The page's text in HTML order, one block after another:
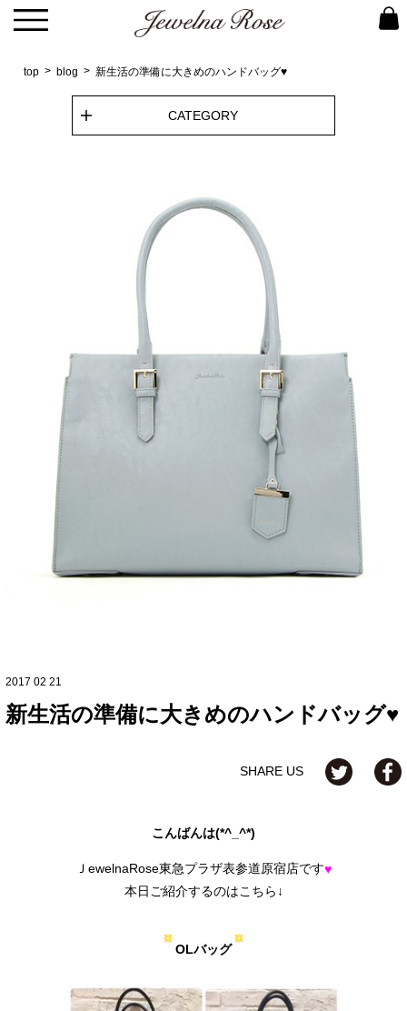
top blog 新生活の準備に大きめのハンドバッグ♥
CATEGORY
2017 02 21
新生活の準備に大きめのハンドバッグ♥
SHARE US
こんばんは(*^_^*)
ＪewelnaRose東急プラザ表参道原宿店です♥
本日ご紹介するのはこちら↓
OLバッグ